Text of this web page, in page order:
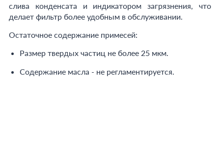
слива конденсата и индикатором загрязнения, что
делает фильтр более удобным в обслуживании.
Остаточное содержание примесей:
Размер твердых частиц не более 25 мкм.
Содержание масла - не регламентируется.